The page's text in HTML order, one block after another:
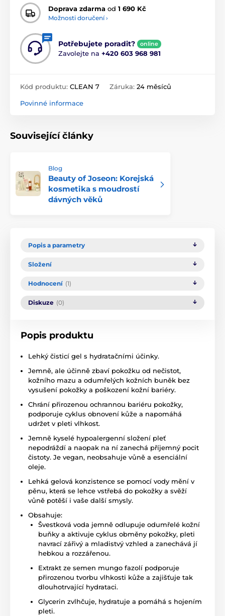
Doprava zdarma od 1 690 Kč
Možnosti doručení ›
Potřebujete poradit? online
Zavolejte na +420 603 968 981
Kód produktu: CLEAN 7 Záruka: 24 měsíců
Povinné informace
Související články
Blog
Beauty of Joseon: Korejská
kosmetika s moudrostí
dávných věků
Popis a parametry
Složení
Hodnocení (1)
Diskuze (0)
Popis produktu
Lehký čisticí gel s hydratačními účinky.
Jemně, ale účinně zbaví pokožku od nečistot,
kožního mazu a odumřelých kožních buněk bez
vysušení pokožky a poškození kožní bariéry.
Chrání přirozenou ochrannou bariéru pokožky,
podporuje cyklus obnovení kůže a napomáhá
udržet v pleti vlhkost.
Jemně kyselé hypoalergenní složení pleť
nepodráždí a naopak na ní zanechá příjemný pocit
čistoty. Je vegan, neobsahuje vůně a esenciální
oleje.
Lehká gelová konzistence se pomocí vody mění v
pěnu, která se lehce vstřebá do pokožky a svěží
vůně potěší i vaše další smysly.
Obsahuje:
Švestková voda jemně odlupuje odumřelé kožní
buňky a aktivuje cyklus obměny pokožky, pleti
navrací zářivý a mladistvý vzhled a zanechává jí
hebkou a rozzářenou.
Extrakt ze semen mungo fazolí podporuje
přirozenou tvorbu vlhkosti kůže a zajišťuje tak
dlouhotrvající hydrataci.
Glycerin zvlhčuje, hydratuje a pomáhá s hojením
pleti.